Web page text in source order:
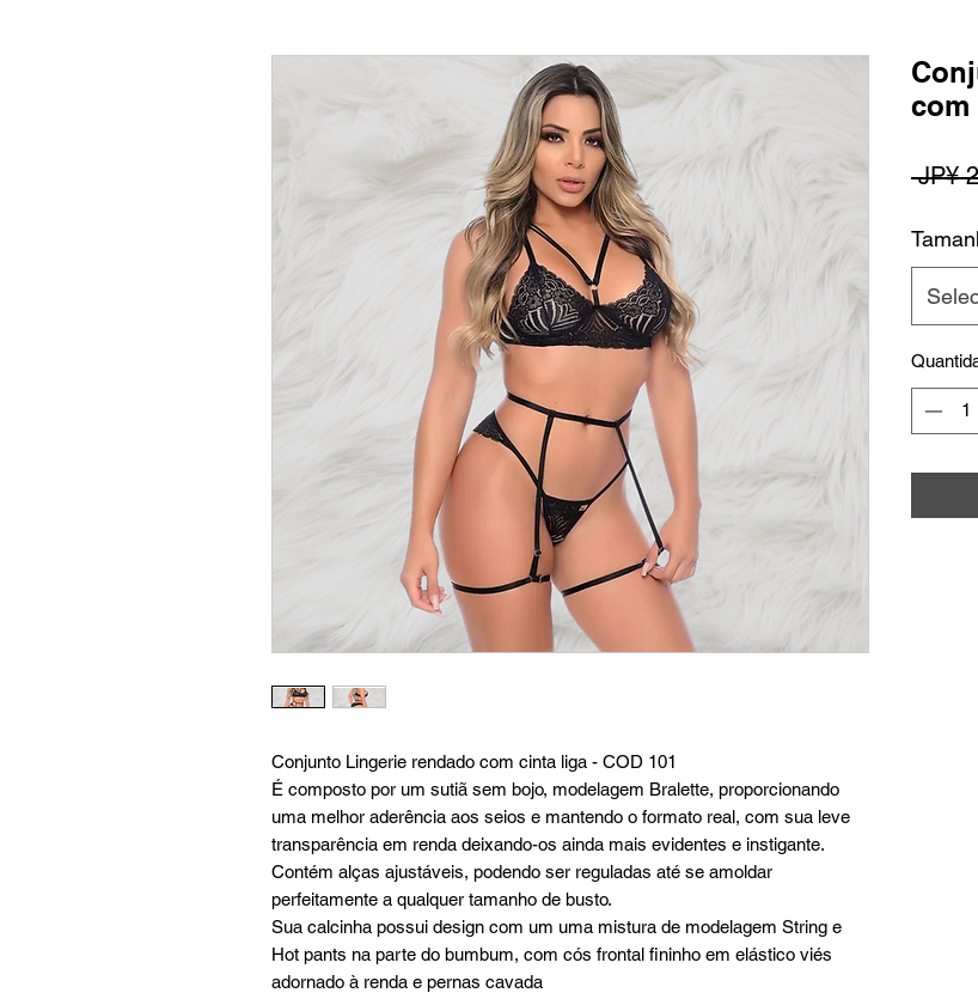
Conjunto Lingerie rendado com cinta liga - COD 101
É composto por um sutiã sem bojo, modelagem Bralette, proporcionando
uma melhor aderência aos seios e mantendo o formato real, com sua leve
transparência em renda deixando-os ainda mais evidentes e instigante.
Contém alças ajustáveis, podendo ser reguladas até se amoldar
perfeitamente a qualquer tamanho de busto.
Sua calcinha possui design com um uma mistura de modelagem String e
Hot pants na parte do bumbum, com cós frontal fininho em elástico viés
adornado à renda e pernas cavada
com
JP¥